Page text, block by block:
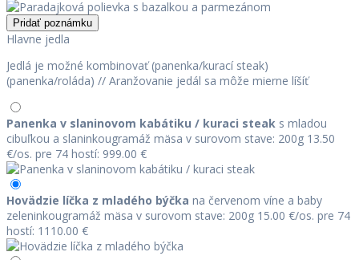
Pridať poznámku
Hlavne jedla
Jedlá je možné kombinovať (panenka/kurací steak)
(panenka/roláda) // Aranžovanie jedál sa môže mierne líšíť
Panenka v slaninovom kabátiku / kuraci steak s mladou
cibuľkou a slaninkougramáž mäsa v surovom stave: 200g 13.50
€/os. pre 74 hostí: 999.00 €
Hovädzie líčka z mladého býčka na červenom víne a baby
zeleninkougramáž mäsa v surovom stave: 200g 15.00 €/os. pre 74
hostí: 1110.00 €